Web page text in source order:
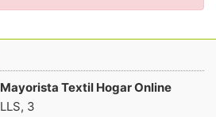
Textil Hogar Online
3